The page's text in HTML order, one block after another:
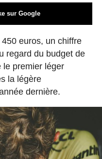
sur Google
euros, un chiffre
regard du budget de
le premier léger
la légère
dernière.